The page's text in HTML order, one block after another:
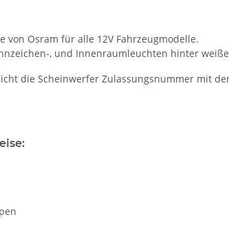
von Osram für alle 12V Fahrzeugmodelle.
, und Innenraumleuchten hinter
die Scheinwerfer Zulassungsnummer mit